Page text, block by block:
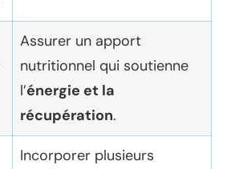
Assurer un apport
nutritionnel qui soutienne
l’énergie et la
récupération.
Incorporer plusieurs